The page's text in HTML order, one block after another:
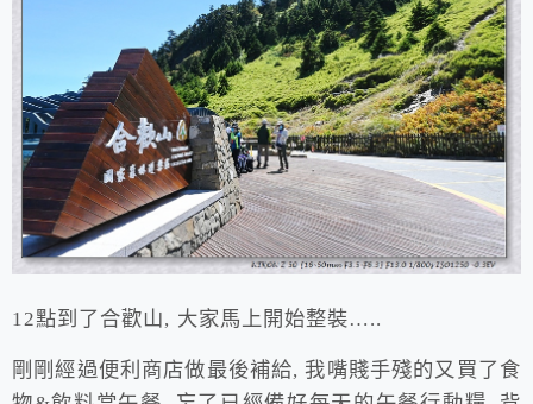
12點到了合歡山, 大家馬上開始整裝…..
剛剛經過便利商店做最後補給, 我嘴賤手殘的又買了食